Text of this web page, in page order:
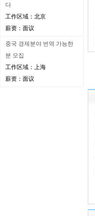
다
工作区域：北京
薪资：面议
중국 경제분야 번역 가능한
분 모집
工作区域：上海
薪资：面议